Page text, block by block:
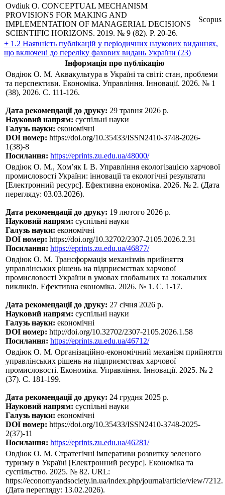
Ovdiuk O. CONCEPTUAL MECHANISM
PROVISIONS FOR MAKING AND
IMPLEMENTATION OF MANAGERIAL DECISIONS
SCIENTIFIC HORIZONS. 2019. № 9 (82). P. 20-26.
Scopus
+ 1.2 Наявність публікацій у періодичних наукових виданнях,
що включені до переліку фахових видань України (23)
Інформація про публікацію
Овдіюк О. М. Аквакультура в Україні та світі: стан, проблеми
та перспективи. Економіка. Управління. Інновації. 2026. № 1
(38), 2026. С. 111-126.
Дата рекомендації до друку: 29 травня 2026 р.
Науковий напрям: суспільні науки
Галузь науки: економічні
DOI номер: https://doi.org/10.35433/ISSN2410-3748-2026-
1(38)-8
Посилання: https://eprints.zu.edu.ua/48000/
Овдіюк О. М., Хом’як І. В. Управління екологізацією харчової
промисловості України: інновації та екологічні результати
[Електронний ресурс]. Ефективна економіка. 2026. № 2. (Дата
перегляду: 03.03.2026).
Дата рекомендації до друку: 19 лютого 2026 р.
Науковий напрям: суспільні науки
Галузь науки: економічні
DOI номер: https://doi.org/10.32702/2307-2105.2026.2.31
Посилання: https://eprints.zu.edu.ua/46877/
Овдіюк О. М. Трансформація механізмів прийняття
управлінських рішень на підприємствах харчової
промисловості України в умовах глобальних та локальних
викликів. Ефективна економіка. 2026. № 1. С. 1-17.
Дата рекомендації до друку: 27 січня 2026 р.
Науковий напрям: суспільні науки
Галузь науки: економічні
DOI номер: http://doi.org/10.32702/2307-2105.2026.1.58
Посилання: https://eprints.zu.edu.ua/46712/
Овдіюк О. М. Організаційно-економічний механізм прийняття
управлінських рішень на підприємствах харчової
промисловості. Економіка. Управління. Інновації. 2025. № 2
(37). С. 181-199.
Дата рекомендації до друку: 24 грудня 2025 р.
Науковий напрям: суспільні науки
Галузь науки: економічні
DOI номер: https://doi.org/10.35433/ISSN2410-3748-2025-
2(37)-11
Посилання: https://eprints.zu.edu.ua/46281/
Овдіюк О. М. Стратегічні імперативи розвитку зеленого
туризму в Україні [Електронний ресурс]. Економіка та
суспільство. 2025. № 82. URL:
https://economyandsociety.in.ua/index.php/journal/article/view/7212.
(Дата перегляду: 13.02.2026).